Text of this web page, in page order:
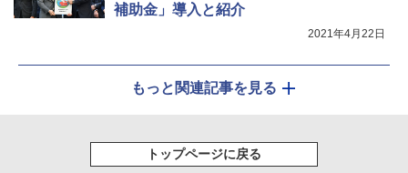
補助金」導入と紹介
2021年4月22日
もっと関連記事を見る
トップページに戻る